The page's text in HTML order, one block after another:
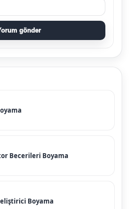
gönder
Becerileri Boyama
Boyama